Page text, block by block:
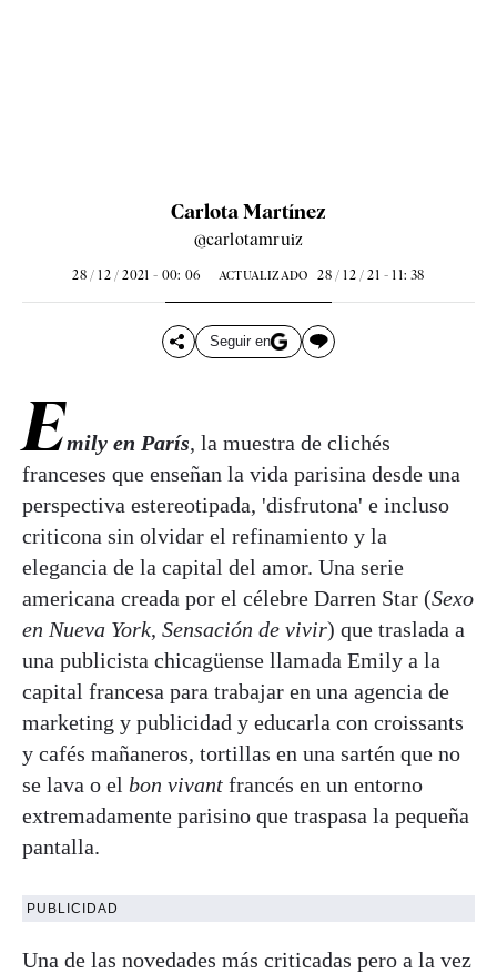
Carlota Martínez
@carlotamruiz
28 / 12 / 2021 - 00: 06 ACTUALIZADO 28 / 12 / 21 - 11: 38
Seguir en
Emily en París, la muestra de clichés
franceses que enseñan la vida parisina desde una
perspectiva estereotipada, 'disfrutona' e incluso
criticona sin olvidar el refinamiento y la
elegancia de la capital del amor. Una serie
americana creada por el célebre Darren Star (Sexo
en Nueva York, Sensación de vivir) que traslada a
una publicista chicagüense llamada Emily a la
capital francesa para trabajar en una agencia de
marketing y publicidad y educarla con croissants
y cafés mañaneros, tortillas en una sartén que no
se lava o el bon vivant francés en un entorno
extremadamente parisino que traspasa la pequeña
pantalla.
PUBLICIDAD
Una de las novedades más criticadas pero a la vez